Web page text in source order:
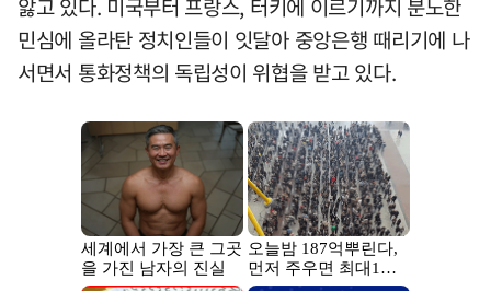
앓고 있다. 미국부터 프랑스, 터키에 이르기까지 분노한
민심에 올라탄 정치인들이 잇달아 중앙은행 때리기에 나
서면서 통화정책의 독립성이 위협을 받고 있다.